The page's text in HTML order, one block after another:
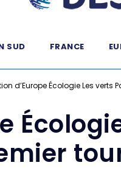
SUD FRANCE
d’Europe Écologie Les